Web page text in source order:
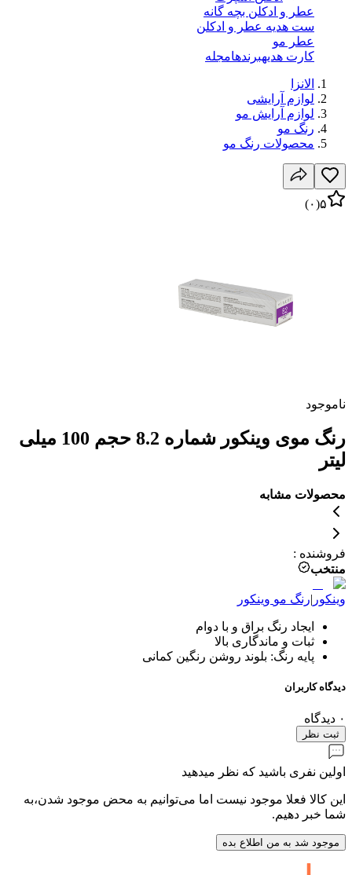
عطر و ادکلن بچه گانه
ست هدیه عطر و ادکلن
عطر مو
کارت هدیهبرندهامجله
الانزا
لوازم آرایشی
لوازم آرایش مو
رنگ مو
محصولات رنگ مو
۵(۰)
ناموجود
رنگ موی وینکور شماره 8.2 حجم 100 میلی
لیتر
محصولات مشابه
فروشنده :
منتخب
وینکور |رنگ مو وینکور
ایجاد رنگ براق و با دوام
ثبات و ماندگاری بالا
پایه رنگ: بلوند روشن رنگین کمانی
دیدگاه کاربران
۰ دیدگاه
ثبت نظر
اولین نفری باشید که نظر میدهید
این کالا فعلا موجود نیست اما می‌توانیم به محض موجود شدن،به
شما خبر دهیم.
موجود شد به من اطلاع بده